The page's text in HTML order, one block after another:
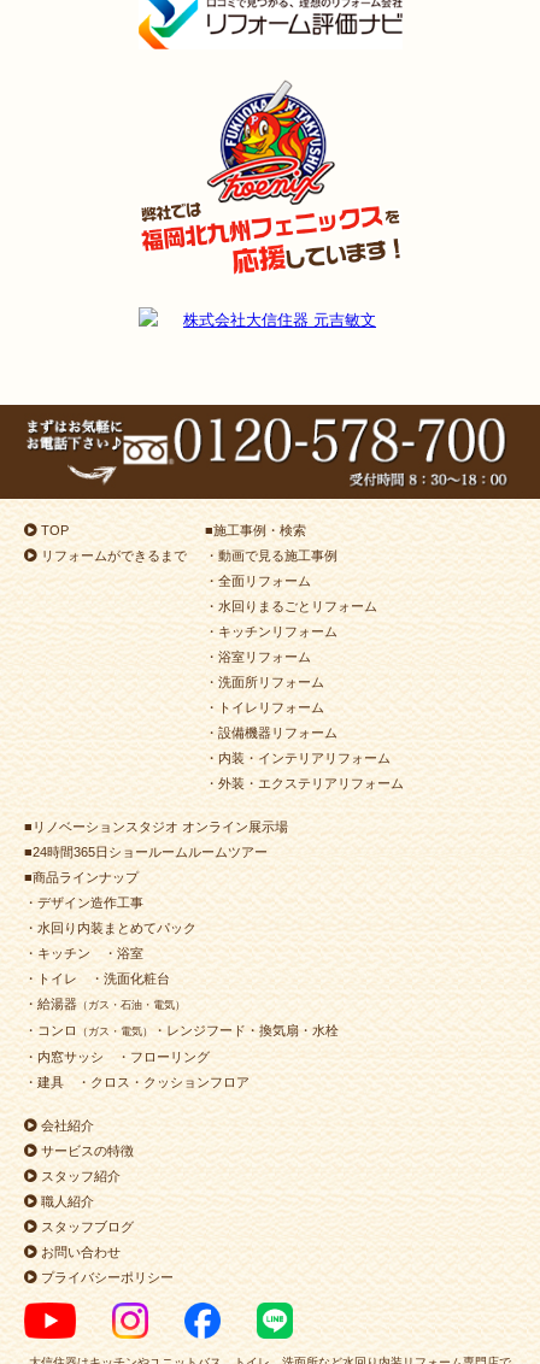
2024年11月2日
浴室リフォーム （門司区 T様邸）
2024年11月2日
内装･
浴室リフォーム （門司区 H様邸）
キッチンリフォーム
2024年8月9日
浴室リフォーム
（小倉南区 H様邸）
2024年8月3日
リフォーム （若松区 M様邸）
キッチンリフォーム
2024年7月26日
2024年7月10日
浴室 リフォーム
（小倉南区 T様邸）
2024年7月8日
トイレリフォーム （小倉北区 S様邸）
2024年6月28日
洗面所リフォーム （八幡東区 N様邸）
2024年6月25日
洗面所リフォーム
（小倉南区 H様邸）
2024年6月24日
キッチンリフォーム （小倉北区 K様邸）
2024年6月22日
内装リフォーム （若松区 K様邸）
2024年6月22日
キッチンリフォーム （小倉南区 S様邸）
2024年6月12日
キッチンリフォーム
（門司区 T様邸）
2024年6月3日
水回りリフォーム
（小倉北区 Y様邸）
2024年5月25日
水回り･内装リフォーム
（小倉南区 M様邸）
2024年5月17日
浴室リフォーム （若松区 U様邸）
2024年5月8日
浴室リフォーム （小倉北区 M様邸）
2024年5月2日
浴室 リフォーム
（門司区 H様邸）
2024年4月30日
キッチン リフォーム
（小倉南区 Ｔ様邸）
2024年4月30日
トイレ リフォーム
（小倉南区 M様邸）
2024年4月22日
浴室 リフォーム
（小倉北区 T様邸）
2024年4月19日
水回り･ 洗面所リフォーム
（小倉北区 T様邸）
2024年4月18日
水回りリフォーム
（小倉北区 A様邸）
2024年4月18日
浴室リフォーム （若松区 Ｍ様邸）
2024年4月16日
外装リフォーム （小倉北区 T様邸）
2024年4月16日
浴室リフォーム
（八幡西区 N様邸）
2024年4月16日
内装 リフォーム （小倉南区 F様邸）
2024年4月6日
全面･ 外装リフォーム （戸畑区 Y様邸）
2024年4月6日
浴室リフォーム （門司区 H様邸）
2024年4月4日
外装 リフォーム （小倉北区 M様邸）
2024年4月3日
浴室･ トイレ リフォーム
TOP
リフォームができるまで
■施工事例・検索
・動画で見る施工事例
・全面リフォーム
・水回りまるごとリフォーム
・キッチンリフォーム
・浴室リフォーム
・洗面所リフォーム
・トイレリフォーム
・設備機器リフォーム
・内装・インテリアリフォーム
・外装・エクステリアリフォーム
■リノベーションスタジオ オンライン展示場
■24時間365日ショールームルームツアー
■商品ラインナップ
・デザイン造作工事
・水回り内装まとめてパック
・キッチン
・浴室
・トイレ
・洗面化粧台
・給湯器 （ガス・石油・電気）
・コンロ （ガス・電気）・レンジフード・換気扇・水栓
・内窓サッシ
・フローリング
・建具
・クロス・クッションフロア
会社紹介
サービスの特徴
スタッフ紹介
職人紹介
スタッフブログ
お問い合わせ
プライバシーポリシー